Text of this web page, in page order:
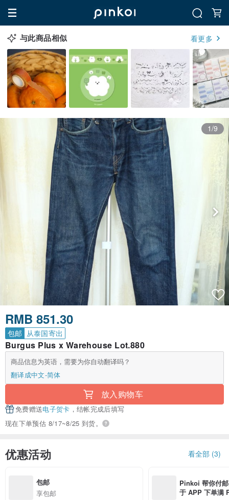
与此商品相似 看更多
1/9
RMB 851.30
包邮 从泰国寄出
Burgus Plus x Warehouse Lot.880
商品信息为英语，需要为你自动翻译吗？
翻译成中文-简体
放入购物车
免费赠送电子贺卡 ，结帐完成后填写
现在下单预估 8/17~8/25 到货。
优惠活动 看全部 (3)
包邮
享包邮
Pinkoi 帮你付
于 APP 下单满